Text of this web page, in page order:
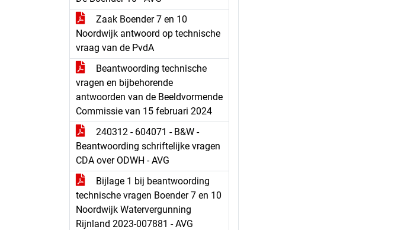
Zaak Boender 7 en 10
Noordwijk antwoord op technische
vraag van de PvdA
Beantwoording technische
vragen en bijbehorende
antwoorden van de Beeldvormende
Commissie van 15 februari 2024
240312 - 604071 - B&W -
Beantwoording schriftelijke vragen
CDA over ODWH - AVG
Bijlage 1 bij beantwoording
technische vragen Boender 7 en 10
Noordwijk Watervergunning
Rijnland 2023-007881 - AVG